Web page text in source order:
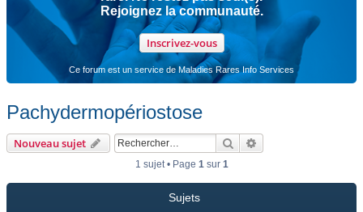
Rejoignez la communauté.
Inscrivez-vous
Ce forum est un service de Maladies Rares Info Services
Pachydermopériostose
Nouveau sujet Rechercher
1 sujet • Page 1sur 1
Sujets